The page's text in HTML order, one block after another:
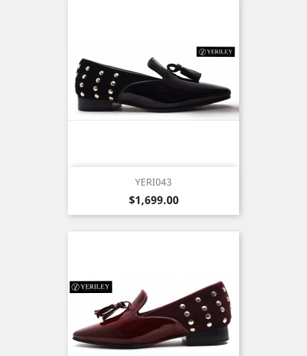
YERI043
Precio
$1,699.00